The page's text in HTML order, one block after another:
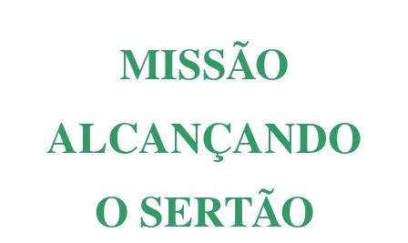
MISSÃO
ALCANÇANDO
O SERTÃO